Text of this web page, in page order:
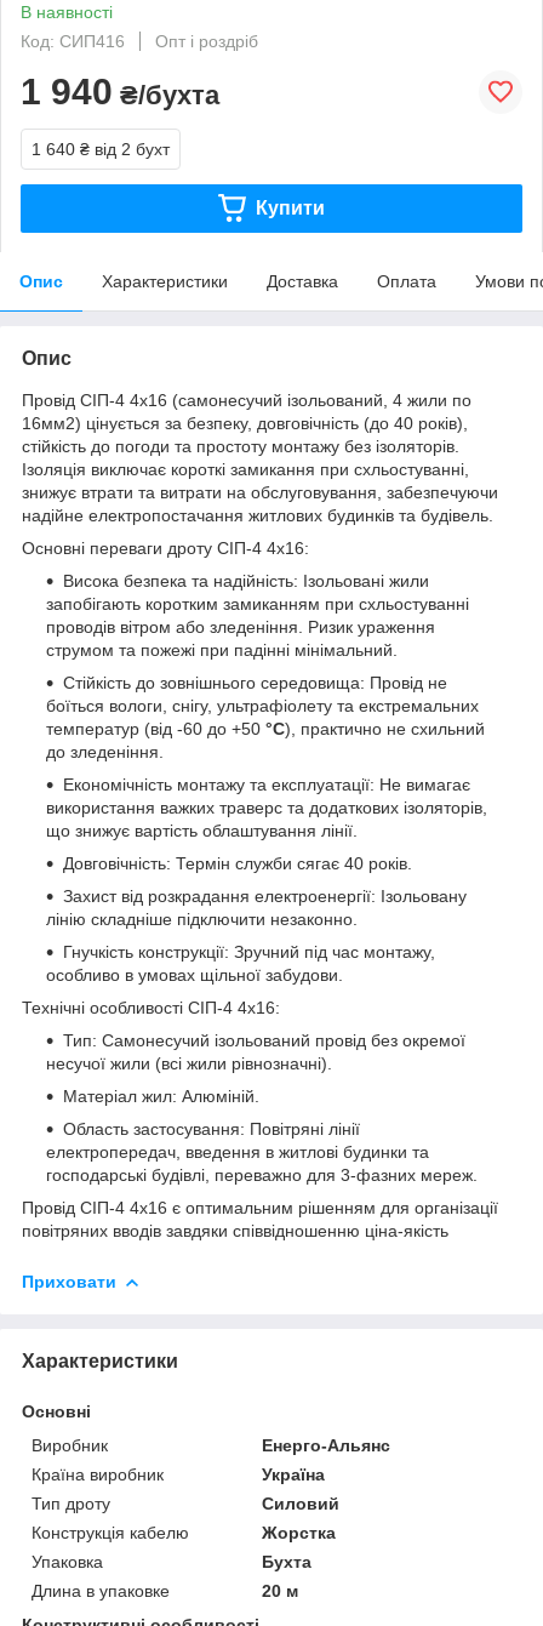
В наявності
Код: СИП416
Опт і роздріб
1 940 ₴/бухта
1 640 ₴ від 2 бухт
Купити
Опис Характеристики Доставка Оплата Умови
Опис
Провід СІП-4 4х16 (самонесучий ізольований, 4 жили по
16мм2) цінується за безпеку, довговічність (до 40 років),
стійкість до погоди та простоту монтажу без ізоляторів.
Ізоляція виключає короткі замикання при схльостуванні,
знижує втрати та витрати на обслуговування, забезпечуючи
надійне електропостачання житлових будинків та будівель.
Основні переваги дроту СІП-4 4х16:
Висока безпека та надійність: Ізольовані жили
запобігають коротким замиканням при схльостуванні
проводів вітром або зледеніння. Ризик ураження
струмом та пожежі при падінні мінімальний.
Стійкість до зовнішнього середовища: Провід не
боїться вологи, снігу, ультрафіолету та екстремальних
температур (від -60 до +50 °C), практично не схильний
до зледеніння.
Економічність монтажу та експлуатації: Не вимагає
використання важких траверс та додаткових ізоляторів,
що знижує вартість облаштування лінії.
Довговічність: Термін служби сягає 40 років.
Захист від розкрадання електроенергії: Ізольовану
лінію складніше підключити незаконно.
Гнучкість конструкції: Зручний під час монтажу,
особливо в умовах щільної забудови.
Технічні особливості СІП-4 4х16:
Тип: Самонесучий ізольований провід без окремої
несучої жили (всі жили рівнозначні).
Матеріал жил: Алюміній.
Область застосування: Повітряні лінії
електропередач, введення в житлові будинки та
господарські будівлі, переважно для 3-фазних мереж.
Провід СІП-4 4х16 є оптимальним рішенням для організації
повітряних вводів завдяки співвідношенню ціна-якість
Приховати
Характеристики
Основні
Виробник
Енерго-Альянс
Країна виробник
Україна
Тип дроту
Силовий
Конструкція кабелю
Жорстка
Упаковка
Бухта
Длина в упаковке
20 м